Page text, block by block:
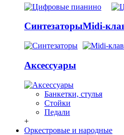
СинтезаторыMidi-
Аксессуары
Банкетки, стулья
Стойки
Педали
+
Оркестровые и народные